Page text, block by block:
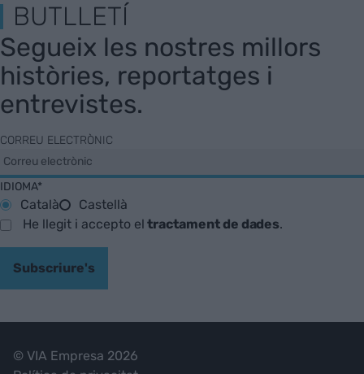
BUTLLETÍ
Segueix les nostres millors
històries, reportatges i
entrevistes.
CORREU ELECTRÒNIC
IDIOMA*
Català
Castellà
He llegit i accepto eltractament de dades.
Subscriure's
© VIA Empresa 2026